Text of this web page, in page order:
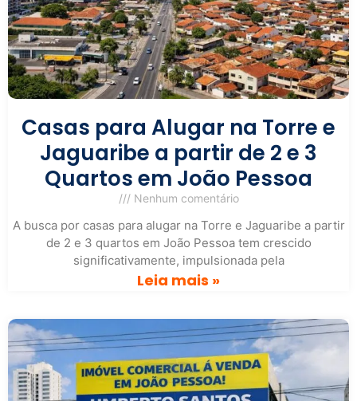
Casas para Alugar na Torre e
Jaguaribe a partir de 2 e 3
Quartos em João Pessoa
Nenhum comentário
A busca por casas para alugar na Torre e Jaguaribe a partir
de 2 e 3 quartos em João Pessoa tem crescido
significativamente, impulsionada pela
Leia mais »